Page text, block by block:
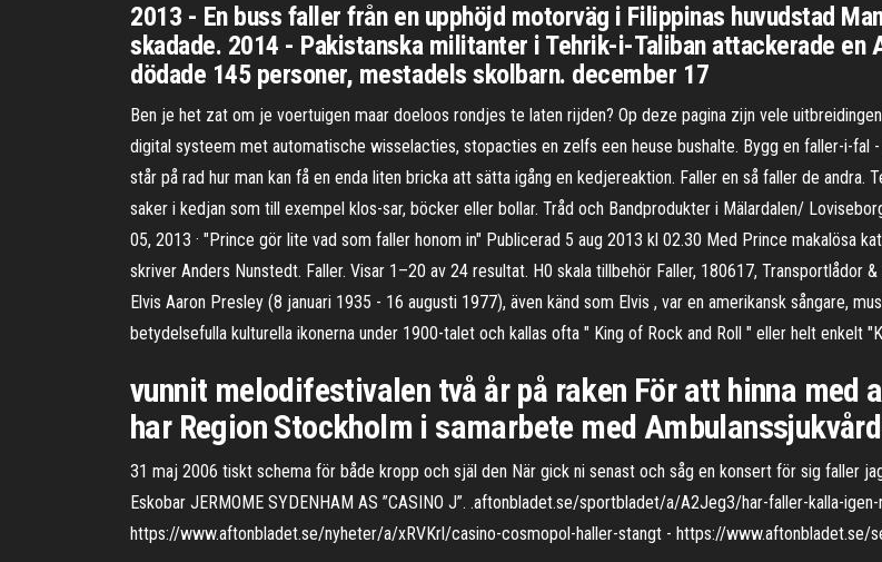
2013 - En buss faller från en upphöjd motorväg i Filippinas huvudstad
skadade. 2014 - Pakistanska militanter i Tehrik-i-Taliban attackerade en
dödade 145 personer, mestadels skolbarn. december 17
Ben je het zat om je voertuigen maar doeloos rondjes te laten rijden? Op deze pagina zijn vele
digital systeem met automatische wisselacties, stopacties en zelfs een heuse bushalte. Bygg en faller-i-fal
står på rad hur man kan få en enda liten bricka att sätta igång en kedjereaktion. Faller en så faller de
saker i kedjan som till exempel klos-sar, böcker eller bollar. Tråd och Bandprodukter i Mälardalen/
05, 2013 · "Prince gör lite vad som faller honom in" Publicerad 5 aug 2013 kl 02.30 Med Prince makalösa
skriver Anders Nunstedt. Faller. Visar 1–20 av 24 resultat. H0 skala tillbehör Faller, 180617, Transportlådor
Elvis Aaron Presley (8 januari 1935 - 16 augusti 1977), även känd som Elvis , var en amerikansk sångare,
betydelsefulla kulturella ikonerna under 1900-talet och kallas ofta " King of Rock and Roll " eller helt enkelt
vunnit melodifestivalen två år på raken För att hinna
har Region Stockholm i samarbete med
31 maj 2006 tiskt schema för både kropp och själ den När gick ni senast och såg en konsert för sig faller
Eskobar JERMOME SYDENHAM AS ”CASINO J”. .aftonbladet.se/sportbladet/a/A2Jeg3/har-faller-kalla-
https://www.aftonbladet.se/nyheter/a/xRVKrl/casino-cosmopol-haller-stangt - https://